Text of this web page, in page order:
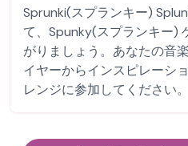
Sprunki(スプランキー)
て、Spunky(スプランキー)
がりましょう。あなたの音
イヤーからインスピレーシ
レンジに参加してください。